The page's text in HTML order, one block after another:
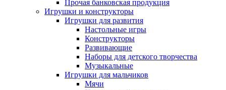
Прочая банковская продукция
Игрушки и конструкторы
Игрушки для развития
Настольные игры
Конструкторы
Развивающие
Наборы для детского творчества
Музыкальные
Игрушки для мальчиков
Мячи